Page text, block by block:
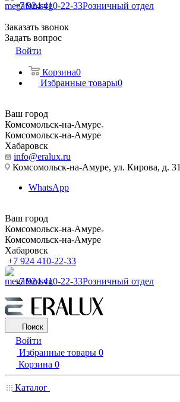
+7 924 410-22-33Розничный отдел
Заказать звонок
Задать вопрос
Войти
Корзина0
Избранные товары0
Ваш город
Комсомольск-на-Амуре
Комсомольск-на-Амуре
Хабаровск
info@eralux.ru
Комсомольск-на-Амуре, ул. Кирова, д. 31
WhatsApp
Ваш город
Комсомольск-на-Амуре
Комсомольск-на-Амуре
Хабаровск
+7 924 410-22-33
+7 924 410-22-33Розничный отдел
Поиск
Войти
Избранные товары 0
Корзина 0
Каталог